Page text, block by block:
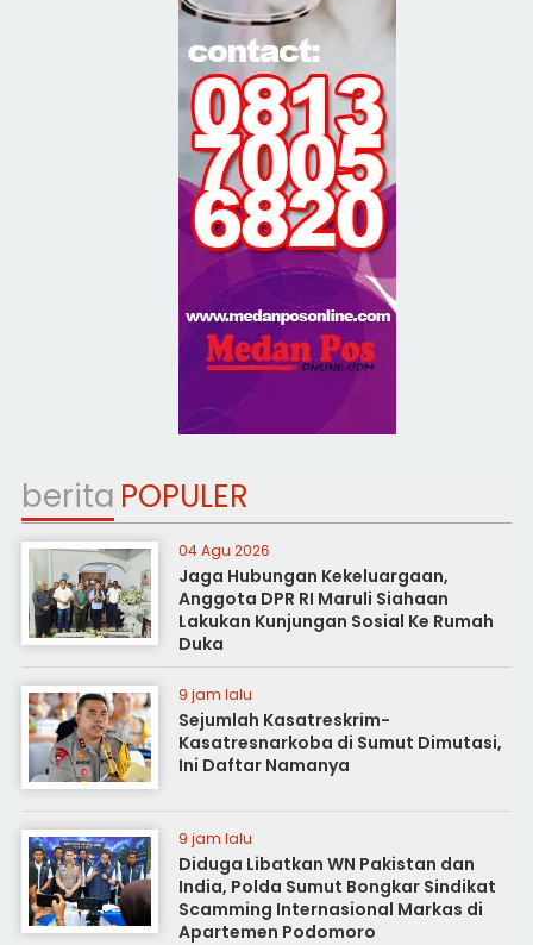
berita POPULER
04 Agu 2026
Jaga Hubungan Kekeluargaan,
Anggota DPR RI Maruli Siahaan
Lakukan Kunjungan Sosial Ke Rumah
Duka
9 jam lalu
Sejumlah Kasatreskrim-
Kasatresnarkoba di Sumut Dimutasi,
Ini Daftar Namanya
9 jam lalu
Diduga Libatkan WN Pakistan dan
India, Polda Sumut Bongkar Sindikat
Scamming Internasional Markas di
Apartemen Podomoro